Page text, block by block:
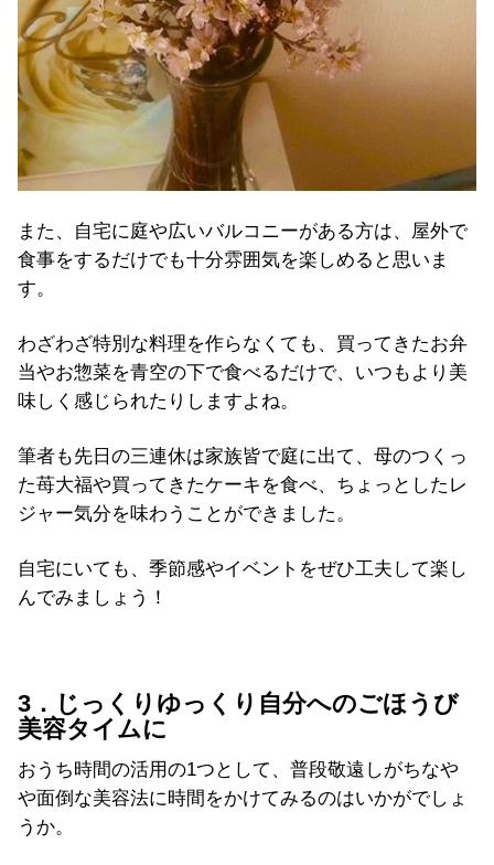
また、自宅に庭や広いバルコニーがある方は、屋外で
食事をするだけでも十分雰囲気を楽しめると思いま
す。
わざわざ特別な料理を作らなくても、買ってきたお弁
当やお惣菜を青空の下で食べるだけで、いつもより美
味しく感じられたりしますよね。
筆者も先日の三連休は家族皆で庭に出て、母のつくっ
た苺大福や買ってきたケーキを食べ、ちょっとしたレ
ジャー気分を味わうことができました。
自宅にいても、季節感やイベントをぜひ工夫して楽し
んでみましょう！
3．じっくりゆっくり自分へのごほうび
美容タイムに
おうち時間の活用の1つとして、普段敬遠しがちなや
や面倒な美容法に時間をかけてみるのはいかがでしょ
うか。